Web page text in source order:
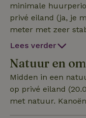
minimale huurperiode 10
privé eiland (ja, je
meter met zeer
komen) gelegen bij
totale privacy in
slaapkamers op
dubbelbed van
éénpersoons bed
1e verdieping is
Lees verder
Natuur en
Midden in een
op privé eiland
met natuur.